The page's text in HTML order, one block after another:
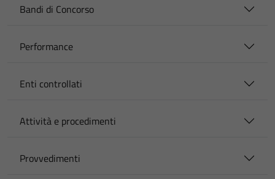
Bandi di Concorso
Performance
Enti controllati
Attività e procedimenti
Provvedimenti